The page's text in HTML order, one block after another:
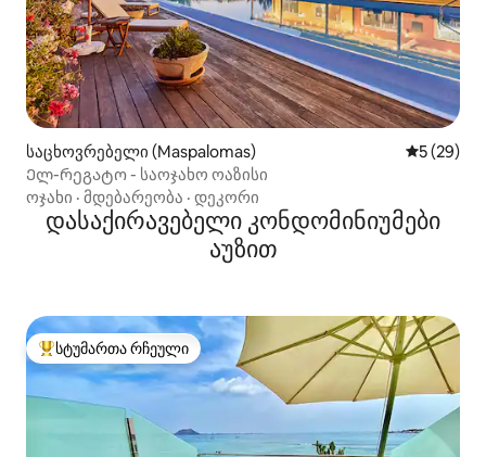
საცხოვრებელი (Maspalomas) საშუალო
5 (29)
Ელ-რეგატო - საოჯახო ოაზისი
ოჯახი · მდებარეობა · დეკორი
დასაქირავებელი კონდომინიუმები
აუზით
სტუმართა რჩეული მოწინავე ვარიანტი
სტუმართა რჩეული